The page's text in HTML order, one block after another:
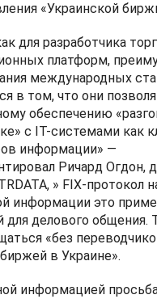
«Украинской
для разработчика
платформ,
международных
в том, что они
обеспечению
с IT-системами как
информации» —
Ричард Огдон,
» FIX-протокол
информации это
для делового общения.
«без
в Украине».
информацией